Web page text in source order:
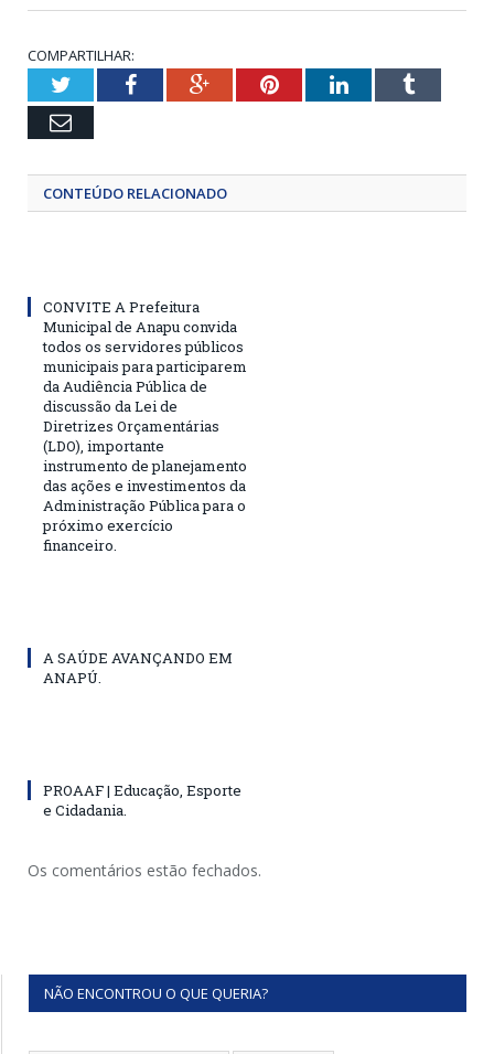
COMPARTILHAR:
TwitterFacebookGoogle+PinterestLinkedInTumblr
Email
CONTEÚDO RELACIONADO
CONVITE A Prefeitura
Municipal de Anapu convida
todos os servidores públicos
municipais para participarem
da Audiência Pública de
discussão da Lei de
Diretrizes Orçamentárias
(LDO), importante
instrumento de planejamento
das ações e investimentos da
Administração Pública para o
próximo exercício
financeiro.
A SAÚDE AVANÇANDO EM
ANAPÚ.
PROAAF | Educação, Esporte
e Cidadania.
Os comentários estão fechados.
NÃO ENCONTROU O QUE QUERIA?